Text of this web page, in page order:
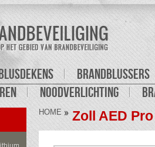
BRANDBLUSSERS
NOODVERLICHTING
HOME Zoll AED Pro